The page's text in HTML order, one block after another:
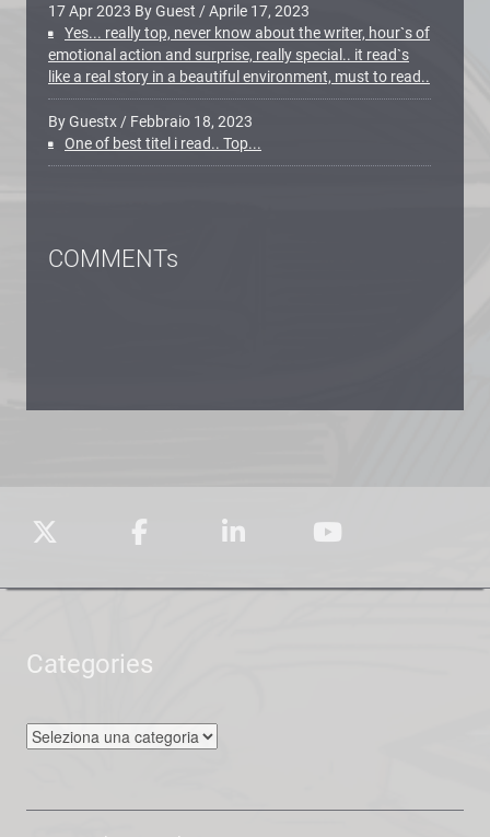
17 Apr 2023 By Guest /Aprile 17, 2023
Yes... really top, never know about the writer, hour`s of
emotional action and surprise, really special.. it read`s
like a real story in a beautiful environment, must to read..
By Guestx / Febbraio 18, 2023
One of best titel i read.. Top...
COMMENTs
Categories
Categories